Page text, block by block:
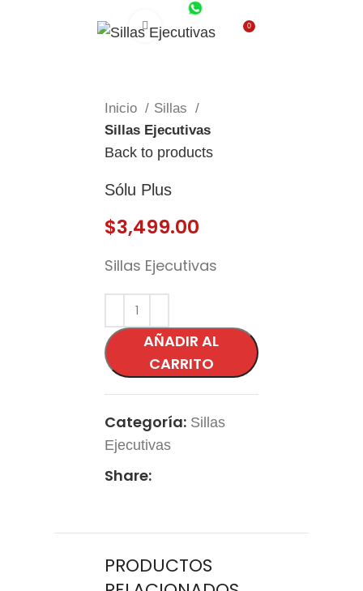
(55) 1801-0554
0
Click to enlarge
Inicio
Sillas
Sillas Ejecutivas
Back to products
Sólu Plus
$3,499.00
Sillas Ejecutivas
AÑADIR AL
CARRITO
Categoría: Sillas
Ejecutivas
Share:
PRODUCTOS